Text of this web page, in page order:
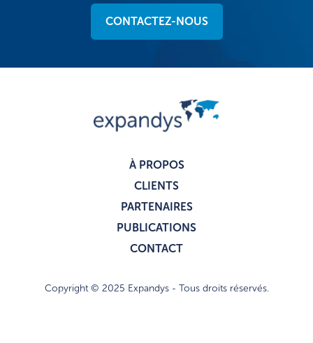
CONTACTEZ-NOUS
À PROPOS
CLIENTS
PARTENAIRES
PUBLICATIONS
CONTACT
Copyright © 2025 Expandys - Tous droits réservés.